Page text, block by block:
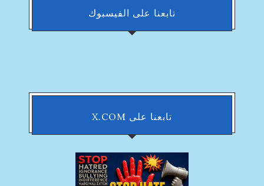
تابعنا على الفيسبوك
تابعنا على X.COM